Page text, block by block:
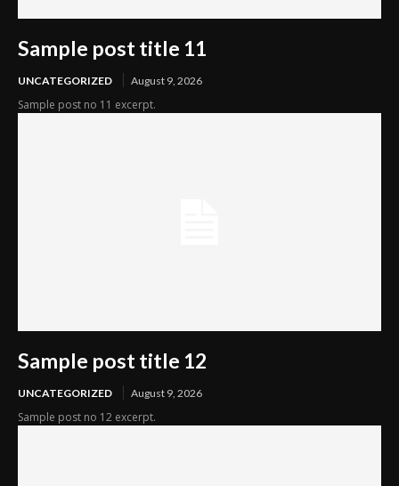
Sample post title 11
UNCATEGORIZED August 9, 2026
Sample post no 11 excerpt.
Sample post title 12
UNCATEGORIZED August 9, 2026
Sample post no 12 excerpt.